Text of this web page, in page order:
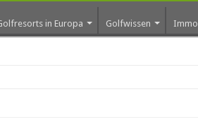
in Europa Golfwissen